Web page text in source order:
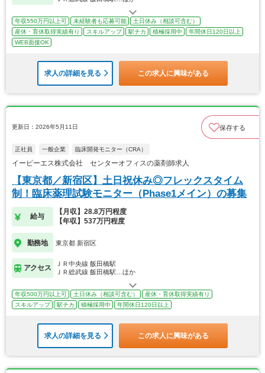
年収550万円以上可 未経験者も応募可能
土日休み（相談可含む）
産休・育休取得実績有り
スキルアップ 駅チカ 積極採用中
年間休日120日以上
WEB面接OK
求人の詳細を見る この求人に興味がある
更新日：2026年5月11日 保存する
正社員 一般企業 臨床開発モニター（CRA）
イーピーエス株式会社 センターオフィスの薬剤師求人
【東京都／新宿区】土日祝休み◎フレックスタイム
制！臨床薬理試験モニター（Phase1メイン）の募集
給与
【月収】28.8万円程度
【年収】537万円程度
勤務地 東京都 新宿区
アクセス
ＪＲ中央線 飯田橋駅
ＪＲ総武線 飯田橋駅…ほか
年収500万円以上可 土日休み（相談可含む）
産休・育休取得実績有り
スキルアップ
駅チカ 積極採用中 年間休日120日以上
求人の詳細を見る この求人に興味がある